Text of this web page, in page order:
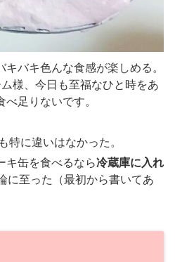
バキ色んな食感が楽しめる。
様、今日も至福なひと時をあ
足りないです。
特に違いはなかった。
キ缶を食べるなら冷蔵庫に入れ
に至った（最初から書いてあ